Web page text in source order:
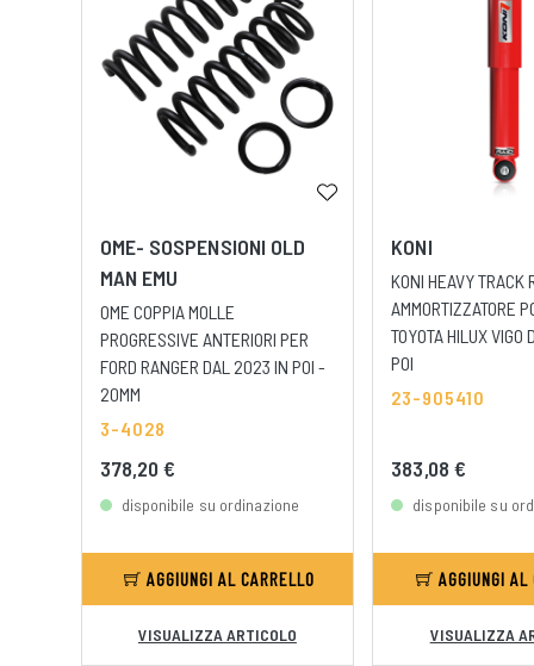
OME- SOSPENSIONI OLD
MAN EMU
OME COPPIA MOLLE
PROGRESSIVE ANTERIORI PER
FORD RANGER DAL 2023 IN POI -
20MM
3-4028
378,20 €
disponibile su ordinazione
AGGIUNGI AL CARRELLO
VISUALIZZA ARTICOLO
KONI
KONI HEAVY TRACK
AMMORTIZZATORE
TOYOTA HILUX
POI
23-905410
383,08 €
disponibile su
AGGIUNGI AL
VISUALIZZA